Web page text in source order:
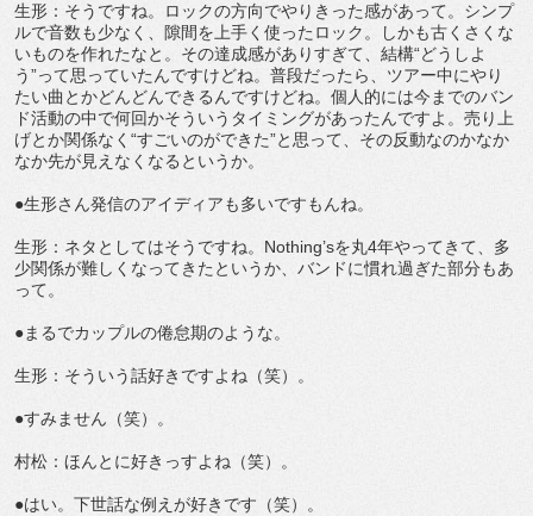
生形：そうですね。ロックの方向でやりきった感があって。シンプ
ルで音数も少なく、隙間を上手く使ったロック。しかも古くさくな
いものを作れたなと。その達成感がありすぎて、結構“どうしよ
う”って思っていたんですけどね。普段だったら、ツアー中にやり
たい曲とかどんどんできるんですけどね。個人的には今までのバン
ド活動の中で何回かそういうタイミングがあったんですよ。売り上
げとか関係なく“すごいのができた”と思って、その反動なのかなか
なか先が見えなくなるというか。
●生形さん発信のアイディアも多いですもんね。
生形：ネタとしてはそうですね。Nothing’sを丸4年やってきて、多
少関係が難しくなってきたというか、バンドに慣れ過ぎた部分もあ
って。
●まるでカップルの倦怠期のような。
生形：そういう話好きですよね（笑）。
●すみません（笑）。
村松：ほんとに好きっすよね（笑）。
●はい。下世話な例えが好きです（笑）。